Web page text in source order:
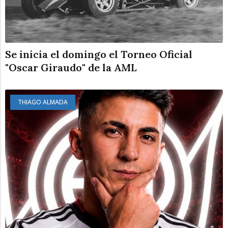
Se inicia el domingo el Torneo Oficial
"Oscar Giraudo" de la AML
THIAGO ALMADA